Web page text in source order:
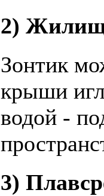
2)
Зонтик
крыши
водой -
3)